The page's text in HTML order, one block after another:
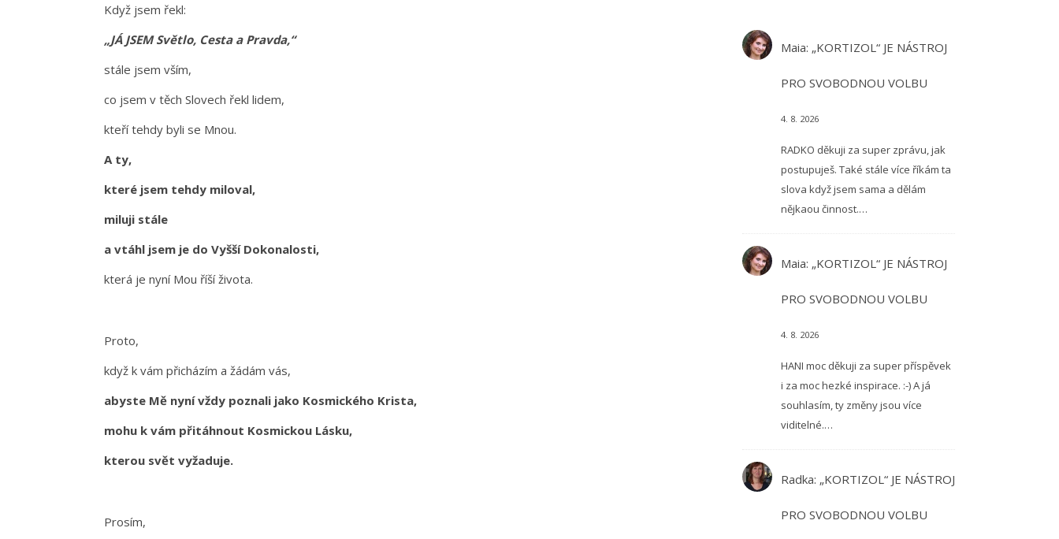
Když jsem řekl:
„JÁ JSEM Světlo, Cesta a Pravda,“
stále jsem vším,
co jsem v těch Slovech řekl lidem,
kteří tehdy byli se Mnou.
A ty,
které jsem tehdy miloval,
miluji stále
a vtáhl jsem je do Vyšší Dokonalosti,
která je nyní Mou říší života.
Proto,
když k vám přicházím a žádám vás,
abyste Mě nyní vždy poznali jako Kosmického Krista,
mohu k vám přitáhnout Kosmickou Lásku,
kterou svět vyžaduje.
Prosím,
Maia: „KORTIZOL“ JE NÁSTROJ
PRO SVOBODNOU VOLBU
4. 8. 2026
RADKO děkuji za super zprávu, jak
postupuješ. Také stále více říkám ta
slova když jsem sama a dělám
nějkaou činnost.…
Maia: „KORTIZOL“ JE NÁSTROJ
PRO SVOBODNOU VOLBU
4. 8. 2026
HANI moc děkuji za super příspěvek
i za moc hezké inspirace. :-) A já
souhlasím, ty změny jsou více
viditelné.…
Radka: „KORTIZOL“ JE NÁSTROJ
PRO SVOBODNOU VOLBU